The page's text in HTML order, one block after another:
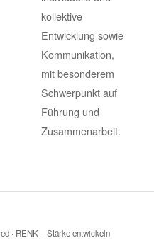
kollektive
Entwicklung sowie
Kommunikation,
mit besonderem
Schwerpunkt auf
Führung und
Zusammenarbeit.
· RENK – Stärke entwickeln